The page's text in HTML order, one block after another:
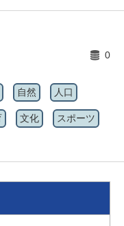
0
自然 人口
文化 スポーツ